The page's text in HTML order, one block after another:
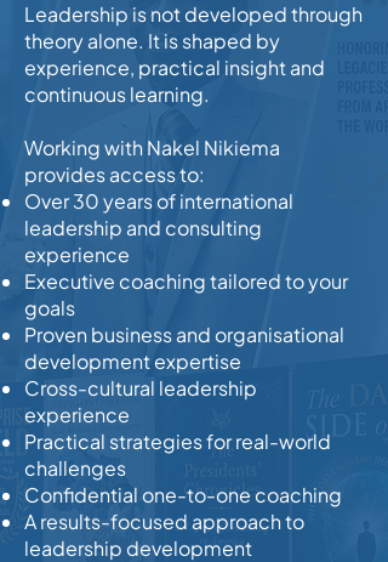
Leadership is not developed through
theory alone. It is shaped by
experience, practical insight and
continuous learning.
Working with Nakel Nikiema
provides access to:
Over 30 years of international
leadership and consulting
experience
Executive coaching tailored to your
goals
Proven business and organisational
development expertise
Cross-cultural leadership
experience
Practical strategies for real-world
challenges
Confidential one-to-one coaching
A results-focused approach to
leadership development